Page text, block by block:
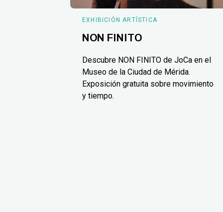
EXHIBICIÓN ARTÍSTICA
NON FINITO
Descubre NON FINITO de JoCa en el
Museo de la Ciudad de Mérida.
Exposición gratuita sobre movimiento
y tiempo.